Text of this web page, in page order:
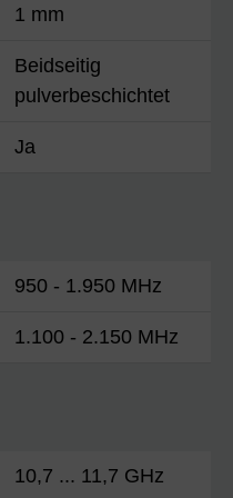
1 mm
Beidseitig
pulverbeschichtet
Ja
950 - 1.950 MHz
1.100 - 2.150 MHz
10,7 ... 11,7 GHz